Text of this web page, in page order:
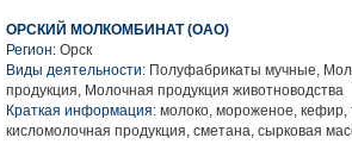
ОРСКИЙ МОЛКОМБИНАТ (ОАО)
Регион: Орск
Виды деятельности: Полуфабрикаты мучные,
продукция, Молочная продукция животноводства
Краткая информация: молоко, мороженое, кефир,
кисломолочная продукция, сметана, сырковая